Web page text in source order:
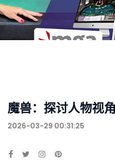
魔兽：探讨人物视
2026-03-29 00:31:25